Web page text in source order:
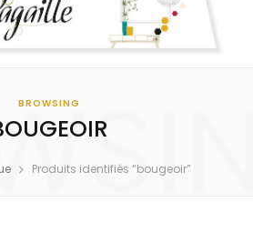
p
BROWSING
Produits identifiés “bougeoir”